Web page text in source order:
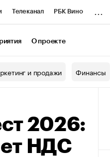
Телеканал РБК Вино
О проекте
и продажи Финансы
2026:
НДС